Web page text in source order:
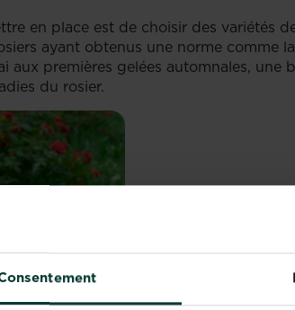
en place est de choisir des variétés
ayant obtenus une norme comme
aux premières gelées automnales, une
du rosier.